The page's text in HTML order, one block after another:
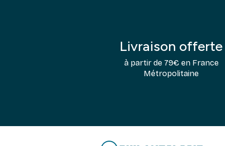
Livraison offerte
à partir de 79€ en France
Métropolitaine